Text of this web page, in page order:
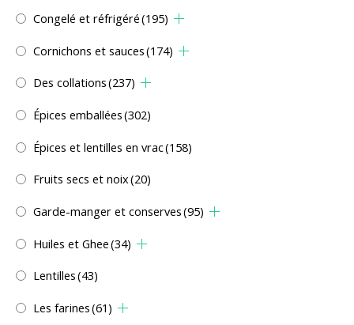
Congelé et réfrigéré(195)
Cornichons et sauces(174)
Des collations(237)
Épices emballées(302)
Épices et lentilles en vrac(158)
Fruits secs et noix(20)
Garde-manger et conserves(95)
Huiles et Ghee(34)
Lentilles(43)
Les farines(61)